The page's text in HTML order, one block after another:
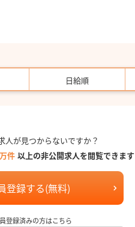
日給順
人が見つからないですか？
万件 以上の非公開求人を閲覧できます
登録する(無料)
登録済みの方はこちら